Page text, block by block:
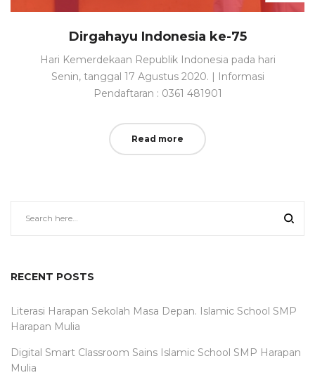
Dirgahayu Indonesia ke-75
Hari Kemerdekaan Republik Indonesia pada hari
Senin, tanggal 17 Agustus 2020. | Informasi
Pendaftaran : 0361 481901
Read more
RECENT POSTS
Literasi Harapan Sekolah Masa Depan. Islamic School SMP
Harapan Mulia
Digital Smart Classroom Sains Islamic School SMP Harapan
Mulia